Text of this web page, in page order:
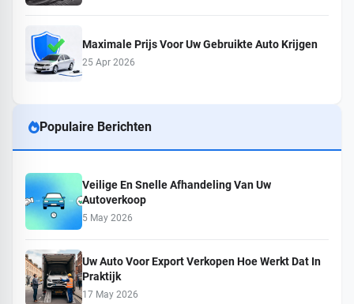
Maximale Prijs Voor Uw Gebruikte Auto Krijgen
25 Apr 2026
Populaire Berichten
Veilige En Snelle Afhandeling Van Uw
Autoverkoop
5 May 2026
Uw Auto Voor Export Verkopen Hoe Werkt Dat In
Praktijk
17 May 2026